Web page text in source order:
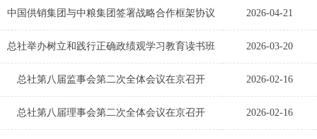
中国供销集团与中粮集团签署战略合作框架协议 2026-04-21
总社举办树立和践行正确政绩观学习教育读书班 2026-03-20
总社第八届监事会第二次全体会议在京召开 2026-02-16
总社第八届理事会第二次全体会议在京召开 2026-02-16